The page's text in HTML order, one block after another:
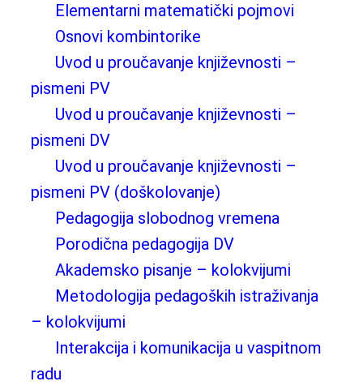
Elementarni matematički pojmovi
Osnovi kombintorike
Uvod u proučavanje književnosti –
pismeni PV
Uvod u proučavanje književnosti –
pismeni DV
Uvod u proučavanje književnosti –
pismeni PV (doškolovanje)
Pedagogija slobodnog vremena
Porodična pedagogija DV
Akademsko pisanje – kolokvijumi
Metodologija pedagoških istraživanja
– kolokvijumi
Interakcija i komunikacija u vaspitnom
radu